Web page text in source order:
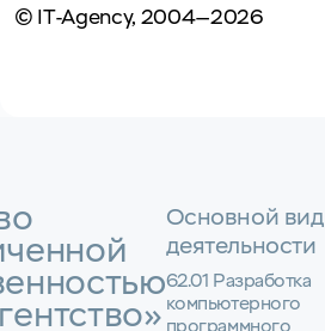
© IT-Agency, 2004—2026
Основной вид
деятельности
62.01 Разработка
компьютерного
программного